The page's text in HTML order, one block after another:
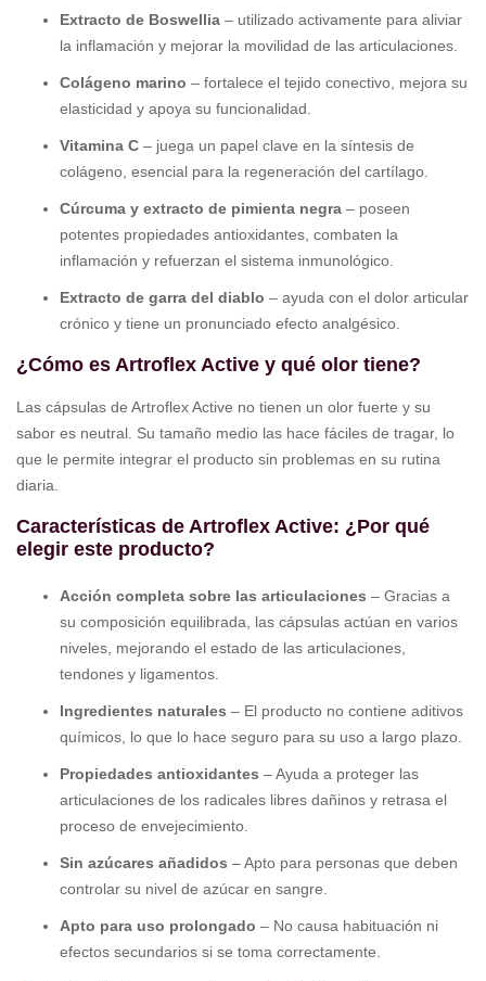
Extracto de Boswellia – utilizado activamente para aliviar
la inflamación y mejorar la movilidad de las articulaciones.
Colágeno marino – fortalece el tejido conectivo, mejora su
elasticidad y apoya su funcionalidad.
Vitamina C – juega un papel clave en la síntesis de
colágeno, esencial para la regeneración del cartílago.
Cúrcuma y extracto de pimienta negra – poseen
potentes propiedades antioxidantes, combaten la
inflamación y refuerzan el sistema inmunológico.
Extracto de garra del diablo – ayuda con el dolor articular
crónico y tiene un pronunciado efecto analgésico.
¿Cómo es Artroflex Active y qué olor tiene?
Las cápsulas de Artroflex Active no tienen un olor fuerte y su
sabor es neutral. Su tamaño medio las hace fáciles de tragar, lo
que le permite integrar el producto sin problemas en su rutina
diaria.
Características de Artroflex Active: ¿Por qué
elegir este producto?
Acción completa sobre las articulaciones – Gracias a
su composición equilibrada, las cápsulas actúan en varios
niveles, mejorando el estado de las articulaciones,
tendones y ligamentos.
Ingredientes naturales – El producto no contiene aditivos
químicos, lo que lo hace seguro para su uso a largo plazo.
Propiedades antioxidantes – Ayuda a proteger las
articulaciones de los radicales libres dañinos y retrasa el
proceso de envejecimiento.
Sin azúcares añadidos – Apto para personas que deben
controlar su nivel de azúcar en sangre.
Apto para uso prolongado – No causa habituación ni
efectos secundarios si se toma correctamente.